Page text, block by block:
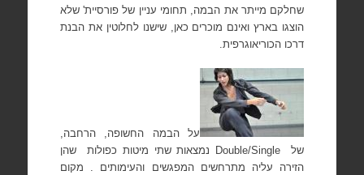
שחלקם מייתר את הבמה, תחומי עניין של פורסיית' שלא
הוצגו בארץ ואינם מוכרים כאן, שישנו לחלוטין את הבנת
דרכו הכוריאוגרפית.
על הבמה החשופה, הרחבה,
של
Double/Single נמצאות שתי מיטות כפולות
שהן
הזירה עליה מתרחשים המפגשים והעימותים . מקום